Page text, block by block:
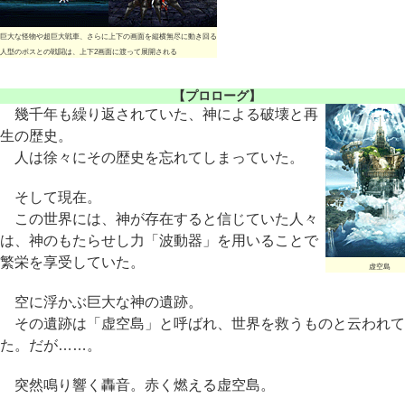
巨大な怪物や超巨大戦車、さらに上下の画面を縦横無尽に動き回る
人型のボスとの戦闘は、上下2画面に渡って展開される
【プロローグ】
虚空島
幾千年も繰り返されていた、神による破壊と再
生の歴史。
人は徐々にその歴史を忘れてしまっていた。
そして現在。
この世界には、神が存在すると信じていた人々
は、神のもたらせし力「波動器」を用いることで
繁栄を享受していた。
空に浮かぶ巨大な神の遺跡。
その遺跡は「虚空島」と呼ばれ、世界を救うものと云われ
た。だが……。
突然鳴り響く轟音。赤く燃える虚空島。